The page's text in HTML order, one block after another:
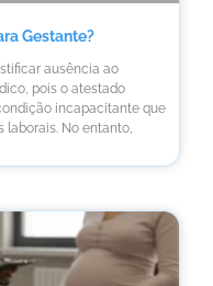
Gestante?
ausência ao
pois o atestado
incapacitante que
No entanto,